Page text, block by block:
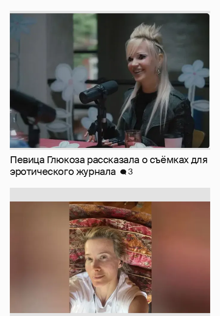
Певица Глюкоза рассказала о съёмках для
эротического журнала
3
Юлия Высоцкая выложила селфи без